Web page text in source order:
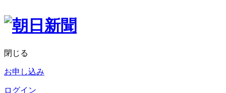
閉じる
お申し込み
ログイン